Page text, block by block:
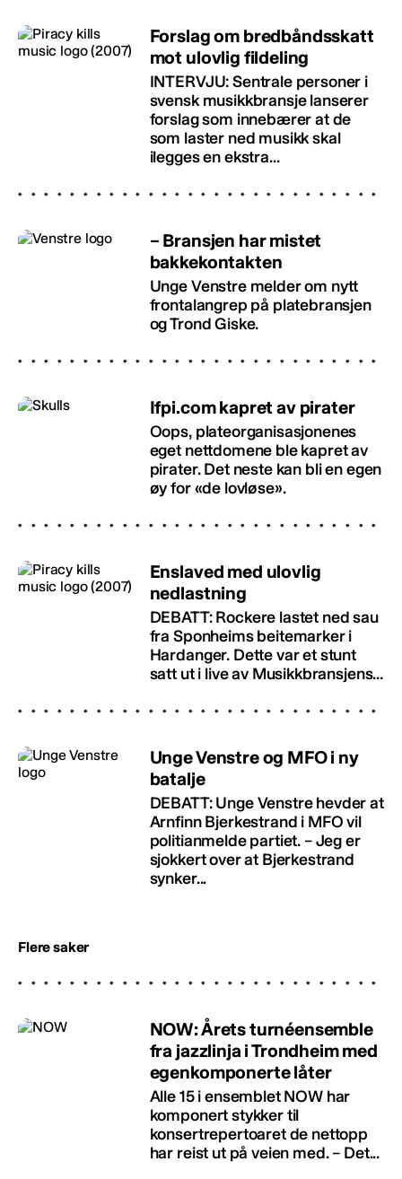
Forslag om bredbåndsskatt
mot ulovlig fildeling
INTERVJU: Sentrale personer i
svensk musikkbransje lanserer
forslag som innebærer at de
som laster ned musikk skal
ilegges en ekstra...
– Bransjen har mistet
bakkekontakten
Unge Venstre melder om nytt
frontalangrep på platebransjen
og Trond Giske.
Ifpi.com kapret av pirater
Oops, plateorganisasjonenes
eget nettdomene ble kapret av
pirater. Det neste kan bli en egen
øy for «de lovløse».
Enslaved med ulovlig
nedlastning
DEBATT: Rockere lastet ned sau
fra Sponheims beitemarker i
Hardanger. Dette var et stunt
satt ut i live av Musikkbransjens...
Unge Venstre og MFO i ny
batalje
DEBATT: Unge Venstre hevder at
Arnfinn Bjerkestrand i MFO vil
politianmelde partiet. – Jeg er
sjokkert over at Bjerkestrand
synker...
Flere saker
NOW: Årets turnéensemble
fra jazzlinja i Trondheim med
egenkomponerte låter
Alle 15 i ensemblet NOW har
komponert stykker til
konsertrepertoaret de nettopp
har reist ut på veien med. – Det...